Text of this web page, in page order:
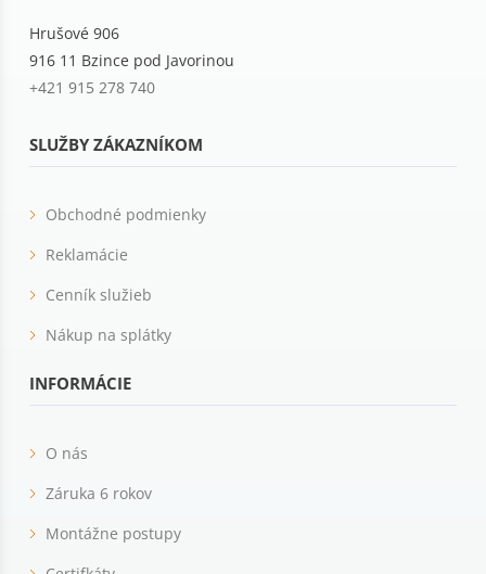
Hrušové 906
916 11 Bzince pod Javorinou
+421 915 278 740
SLUŽBY ZÁKAZNÍKOM
Obchodné podmienky
Reklamácie
Cenník služieb
Nákup na splátky
INFORMÁCIE
O nás
Záruka 6 rokov
Montážne postupy